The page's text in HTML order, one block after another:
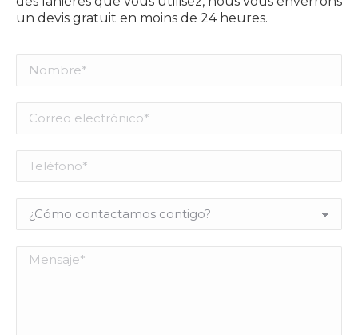
un devis gratuit en moins de 24 heures.